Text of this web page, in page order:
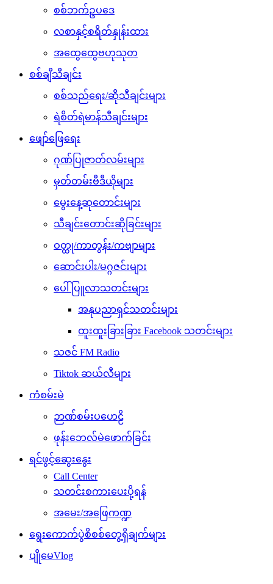
စစ်ဘက်ဥပဒေ
လစာနှင့်စရိတ်နှုန်းထား
အထွေထွေဗဟုသုတ
စစ်ချီသီချင်း
စစ်သည်ရေး/ဆိုသီချင်းများ
ရဲစိတ်ရဲမာန်သီချင်းများ
ဖျော်ဖြေရေး
ဂုဏ်ပြုဇာတ်လမ်းများ
မှတ်တမ်းဗီဒီယိုများ
မွေးနေ့ဆုတောင်းများ
သီချင်းတောင်းဆိုခြင်းများ
ဝတ္ထု/ကာတွန်း/ကဗျာများ
ဆောင်းပါး/မဂ္ဂဇင်းများ
ပေါ်ပြူလာသတင်းများ
အနုပညာရှင်သတင်းများ
ထူးထူးခြားခြား Facebook သတင်းများ
သဇင် FM Radio
Tiktok ဆယ်လီများ
ကံစမ်းမဲ
ဉာဏ်စမ်းပဟေဠိ
ဖုန်းဘေလ်မဲဖောက်ခြင်း
ရင်ဖွင့်ဆွေးနွေး
Call Center
သတင်းစကားပေးပို့ရန်
အမေး/အဖြေကဏ္ဍ
ရွေးကောက်ပွဲစိစစ်တွေ့ရှိချက်များ
ပျိုမေVlog